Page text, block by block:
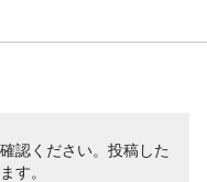
認ください。投稿した
す。